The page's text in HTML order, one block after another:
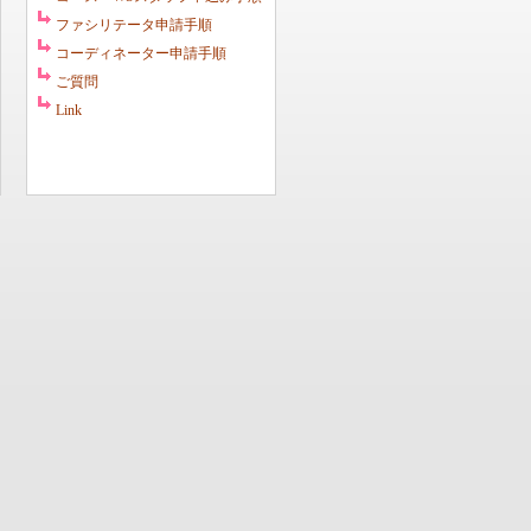
ファシリテータ申請手順
コーディネーター申請手順
ご質問
Link